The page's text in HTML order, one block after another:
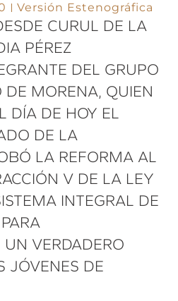
Versión Estenográfica
CURUL DE LA
PÉREZ
DEL GRUPO
DE MORENA, QUIEN
DÍA DE HOY EL
DE LA
LA REFORMA AL
V DE LA LEY
INTEGRAL DE
VERDADERO
JÓVENES DE